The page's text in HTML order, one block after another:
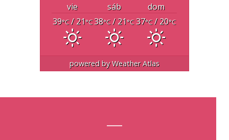
vie sáb
dom
39°C/ 21°C38°C/ 21°C 37°C/ 20°C
powered byWeather Atlas